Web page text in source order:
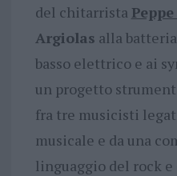
del chitarrista
Argiolas alla
basso elettrico e ai
un progetto
fra tre musicisti
musicale e da una
linguaggio del rock e